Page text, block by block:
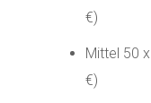
€)
Mittel 50
€)